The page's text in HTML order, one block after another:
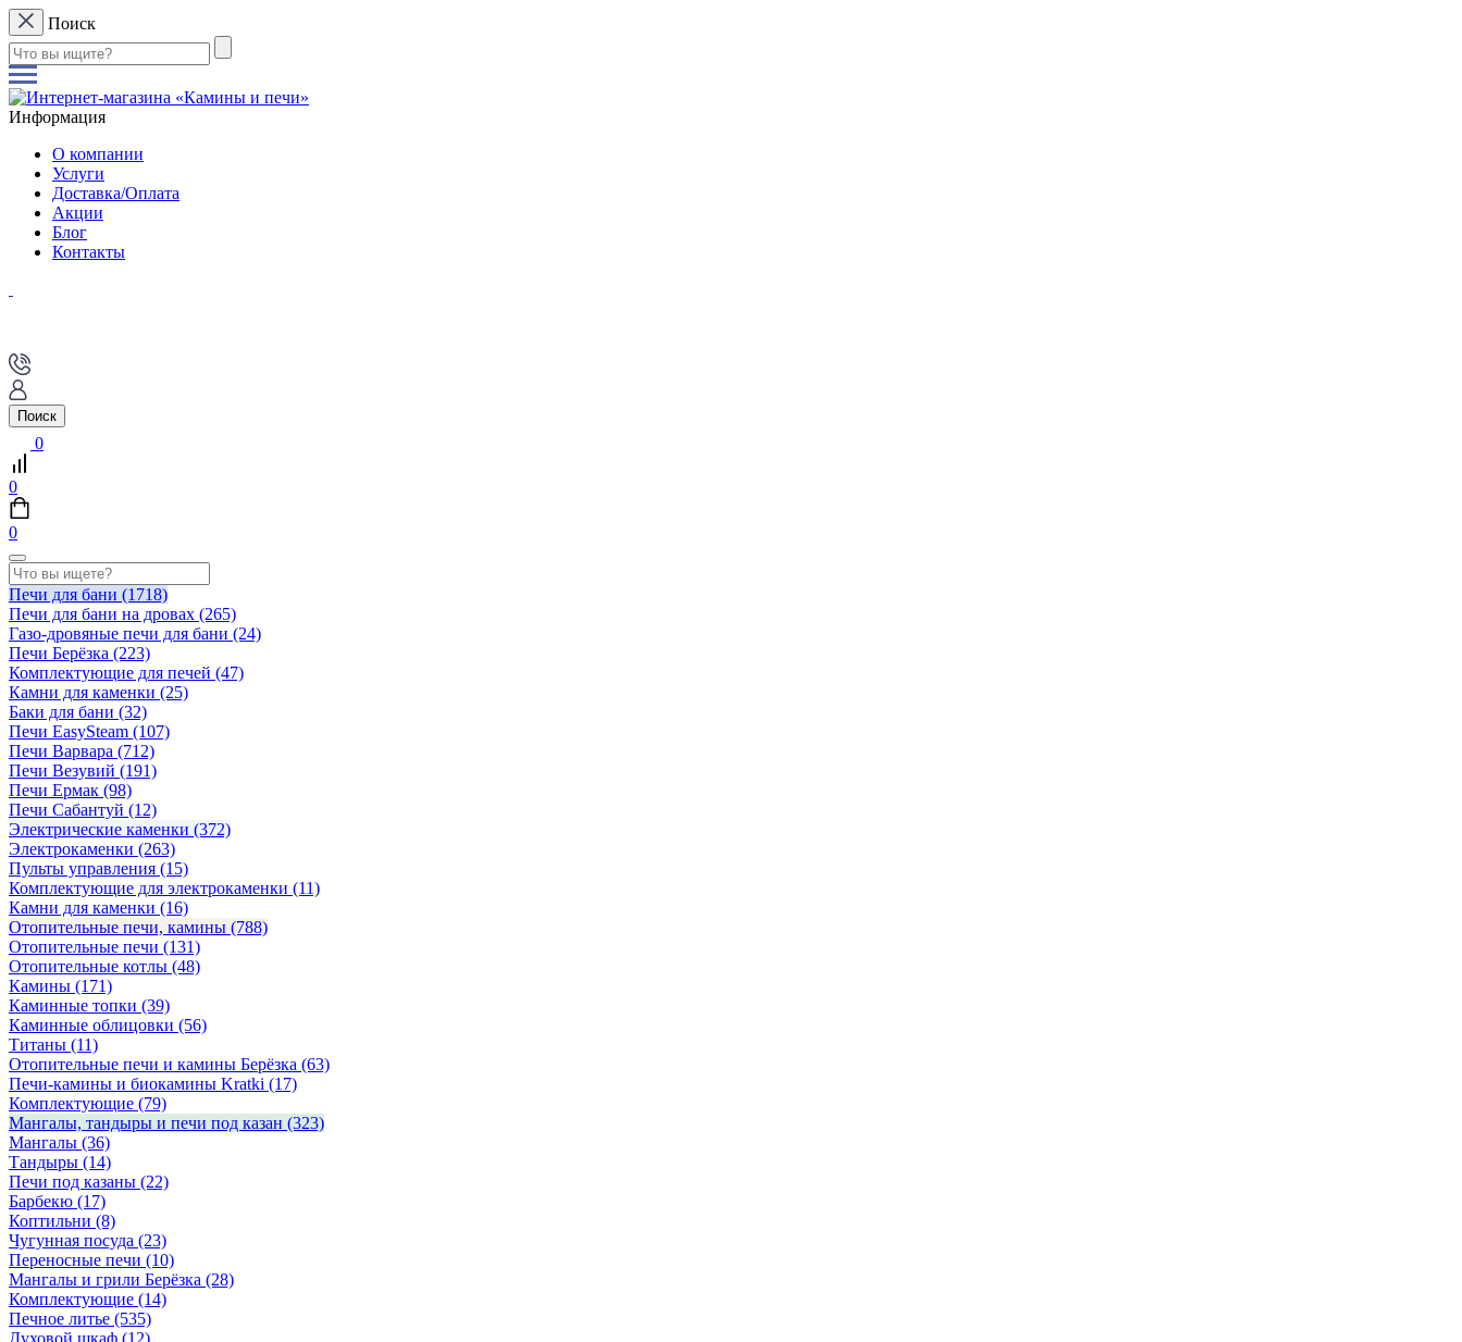
Поиск
Информация
О компании
Услуги
Доставка/Оплата
Акции
Блог
Контакты
Поиск
0
0
0
Печи для бани (1718)
Печи для бани на дровах (265)
Газо-дровяные печи для бани (24)
Печи Берёзка (223)
Комплектующие для печей (47)
Камни для каменки (25)
Баки для бани (32)
Печи EasySteam (107)
Печи Варвара (712)
Печи Везувий (191)
Печи Ермак (98)
Печи Сабантуй (12)
Электрические каменки (372)
Электрокаменки (263)
Пульты управления (15)
Комплектующие для электрокаменки (11)
Камни для каменки (16)
Отопительные печи, камины (788)
Отопительные печи (131)
Отопительные котлы (48)
Камины (171)
Каминные топки (39)
Каминные облицовки (56)
Титаны (11)
Отопительные печи и камины Берёзка (63)
Печи-камины и биокамины Kratki (17)
Комплектующие (79)
Мангалы, тандыры и печи под казан (323)
Мангалы (36)
Тандыры (14)
Печи под казаны (22)
Барбекю (17)
Коптильни (8)
Чугунная посуда (23)
Переносные печи (10)
Мангалы и грили Берёзка (28)
Комплектующие (14)
Печное литье (535)
Духовой шкаф (12)